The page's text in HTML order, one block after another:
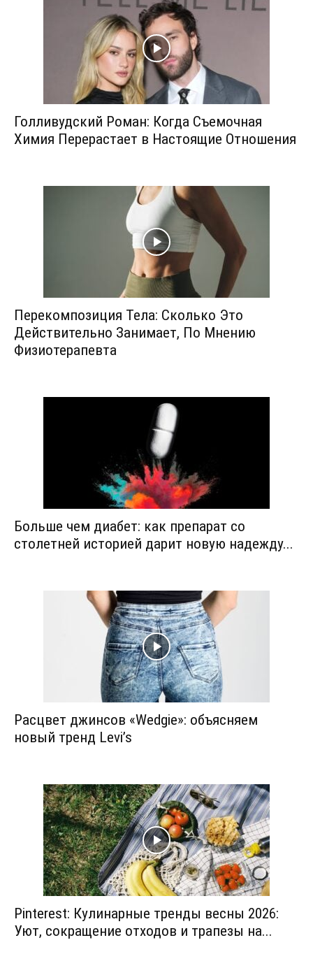
Голливудский Роман: Когда Съемочная
Химия Перерастает в Настоящие Отношения
Перекомпозиция Тела: Сколько Это
Действительно Занимает, По Мнению
Физиотерапевта
Больше чем диабет: как препарат со
столетней историей дарит новую надежду...
Расцвет джинсов «Wedgie»: объясняем
новый тренд Levi’s
Pinterest: Кулинарные тренды весны 2026:
Уют, сокращение отходов и трапезы на...